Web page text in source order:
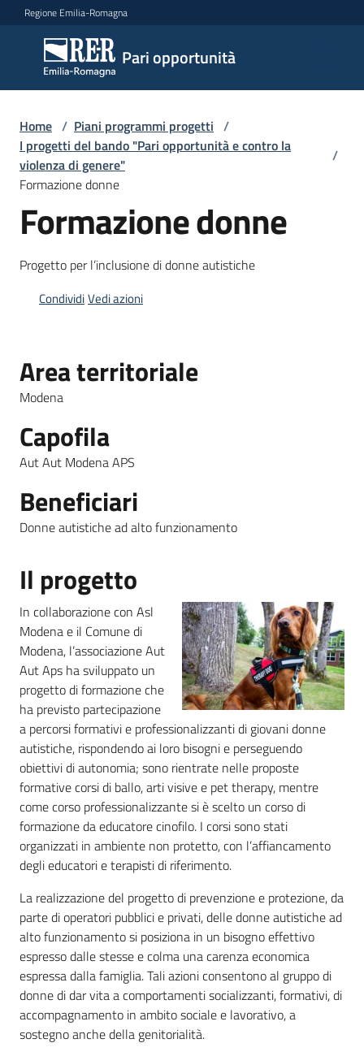
Vai al contenuto
Vai alla navigazione
Vai al footer
Regione Emilia-Romagna
Pari opportunità
Pari
opportunità
Argomenti
Novità
Servizi
Piani
Progetti
Menu selezionato
Seguici
su
Home / Piani programmi progetti /
I progetti del bando "Pari opportunità e contro la
violenza di genere"
/
Formazione donne
Formazione donne
Progetto per l’inclusione di donne autistiche
CondividiVedi azioni
Area territoriale
Modena
Capofila
Aut Aut Modena APS
Beneficiari
Donne autistiche ad alto funzionamento
Il progetto
In collaborazione con Asl
Modena e il Comune di
Modena, l’associazione Aut
Aut Aps ha sviluppato un
progetto di formazione che
ha previsto partecipazione
a percorsi formativi e professionalizzanti di giovani donne
autistiche, rispondendo ai loro bisogni e perseguendo
obiettivi di autonomia; sono rientrate nelle proposte
formative corsi di ballo, arti visive e pet therapy, mentre
come corso professionalizzante si è scelto un corso di
formazione da educatore cinofilo. I corsi sono stati
organizzati in ambiente non protetto, con l’affiancamento
degli educatori e terapisti di riferimento.
La realizzazione del progetto di prevenzione e protezione, da
parte di operatori pubblici e privati, delle donne autistiche ad
alto funzionamento si posiziona in un bisogno effettivo
espresso dalle stesse e colma una carenza economica
espressa dalla famiglia. Tali azioni consentono al gruppo di
donne di dar vita a comportamenti socializzanti, formativi, di
accompagnamento in ambito sociale e lavorativo, a
sostegno anche della genitorialità.